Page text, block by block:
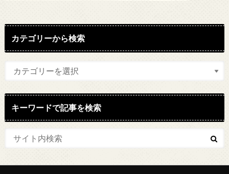
カテゴリーから検索
キーワードで記事を検索